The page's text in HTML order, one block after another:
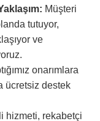
Müşteri
tutuyor,
ve
onarımlara
ücretsiz destek
hizmeti, rekabetçi